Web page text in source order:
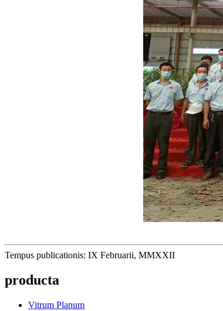
Tempus publicationis: IX Februarii, MMXXII
producta
Vitrum Planum